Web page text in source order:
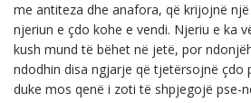
me antiteza dhe anafora, që krijojnë
njeriun e çdo kohe e vendi. Njeriu e ka
kush mund të bëhet në jetë, por
ndodhin disa ngjarje që tjetërsojnë çdo
duke mos qenë i zoti të shpjegojë pse-